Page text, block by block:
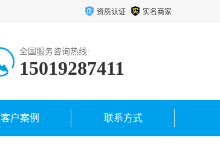
资质认证 实名商家
全国服务咨询热线:
15019287411
客户案例 联系方式